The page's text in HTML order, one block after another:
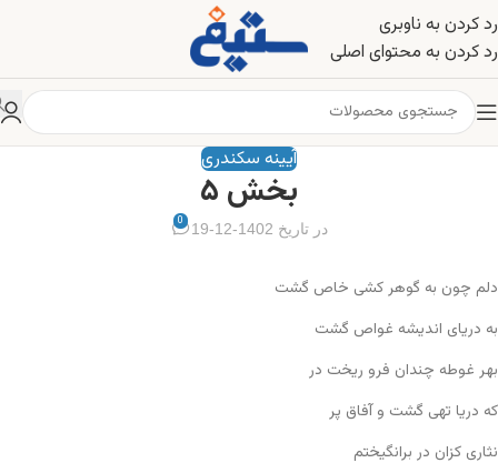
رد کردن به ناوبری
رد کردن به محتوای اصلی
آیینه سکندری
بخش ۵
در تاریخ 1402-12-19 0
دلم چون به گوهر کشی خاص گشت
به دریای اندیشه غواص گشت
بهر غوطه چندان فرو ریخت در
که دریا تهی گشت و آفاق پر
نثاری کزان در برانگیختم